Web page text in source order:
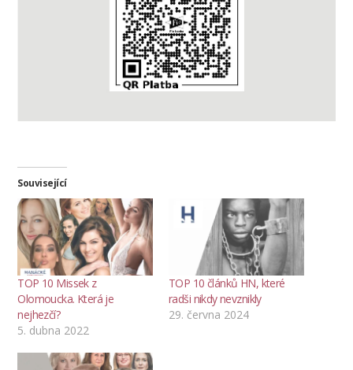
Související
TOP 10 Missek z
Olomoucka. Která je
nejhezčí?
5. dubna 2022
TOP 10 článků HN, které
radši nikdy nevznikly
29. června 2024